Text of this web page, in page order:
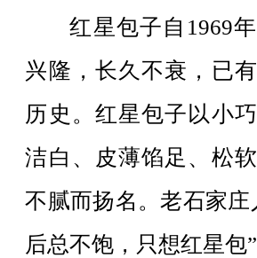
红星包子自1969
兴隆，长久不衰，已
历史。红星包子以小
洁白、皮薄馅足、松
不腻而扬名。老石家庄
后总不饱，只想红星包”